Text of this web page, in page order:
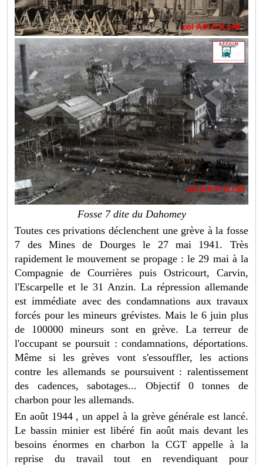
Fosse 7 dite du Dahomey
Toutes ces privations déclenchent une grève à la fosse
7 des Mines de Dourges le 27 mai 1941. Très
rapidement le mouvement se propage : le 29 mai à la
Compagnie de Courrières puis Ostricourt, Carvin,
l'Escarpelle et le 31 Anzin. La répression allemande
est immédiate avec des condamnations aux travaux
forcés pour les mineurs grévistes. Mais le 6 juin plus
de 100000 mineurs sont en grève. La terreur de
l'occupant se poursuit : condamnations, déportations.
Même si les grèves vont s'essouffler, les actions
contre les allemands se poursuivent : ralentissement
des cadences, sabotages... Objectif 0 tonnes de
charbon pour les allemands.
En août 1944 , un appel à la grève générale est lancé.
Le bassin minier est libéré fin août mais devant les
besoins énormes en charbon la CGT appelle à la
reprise du travail tout en revendiquant pour